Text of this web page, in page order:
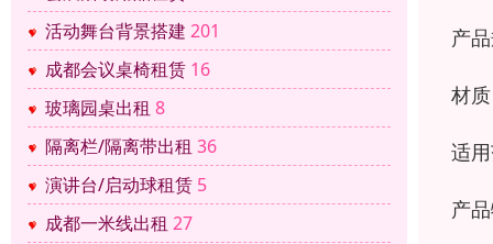
活动舞台背景搭建 201
成都会议桌椅租赁 16
玻璃园桌出租 8
隔离栏/隔离带出租 36
演讲台/启动球租赁 5
成都一米线出租 27
产
材
适
产